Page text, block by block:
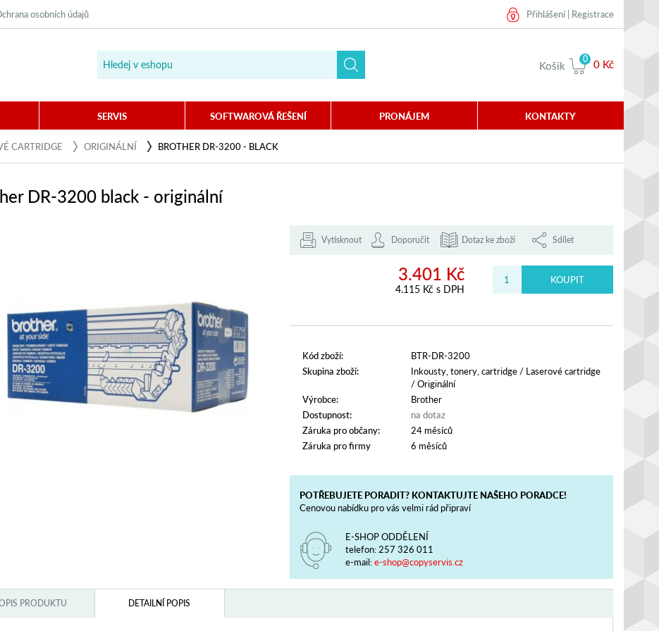
osobních údajů Přihlášení Registrace
Košík
0 0 Kč
SERVIS SOFTWAROVÁ ŘEŠENÍ PRONÁJEM KONTAKTY
CARTRIDGE ORIGINÁLNÍ BROTHER DR-3200 - BLACK
DR-3200 black - originální
Vytisknout Doporučit Dotaz ke zboží Sdílet
3.401 Kč
4.115 Kč s DPH
Kód zboží:
BTR-DR-3200
Skupina zboží:
Inkousty, tonery, cartridge/ Laserové cartridge
/Originální
Výrobce:
Brother
Dostupnost:
na dotaz
Záruka pro občany:
24 měsíců
Záruka pro firmy
6 měsíců
POTŘEBUJETE PORADIT? KONTAKTUJTE NAŠEHO PORADCE!
Cenovou nabídku pro vás velmi rád připraví
E-SHOP ODDĚLENÍ
telefon: 257 326 011
e-mail:e-shop@copyservis.cz
PRODUKTU DETAILNÍ POPIS